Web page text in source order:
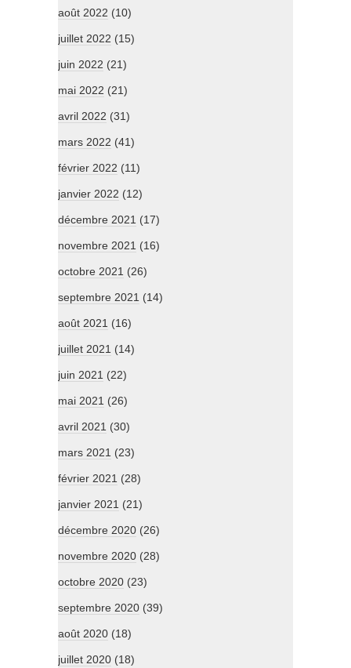
août 2022 (10)
juillet 2022 (15)
juin 2022 (21)
mai 2022 (21)
avril 2022 (31)
mars 2022 (41)
février 2022 (11)
janvier 2022 (12)
décembre 2021 (17)
novembre 2021 (16)
octobre 2021 (26)
septembre 2021 (14)
août 2021 (16)
juillet 2021 (14)
juin 2021 (22)
mai 2021 (26)
avril 2021 (30)
mars 2021 (23)
février 2021 (28)
janvier 2021 (21)
décembre 2020 (26)
novembre 2020 (28)
octobre 2020 (23)
septembre 2020 (39)
août 2020 (18)
juillet 2020 (18)